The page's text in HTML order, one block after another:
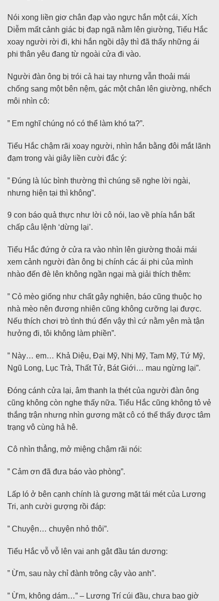
Nói xong liền giơ chân đạp vào ngực hắn một cái, Xích
Diễm mất cảnh giác bị đạp ngã nằm lên giường, Tiểu Hắc
xoay người rời đi, khi hắn ngồi dậy thì đã thấy những ái
phi thân yêu đang từ ngoài cửa đi vào.
Người đàn ông bị trói cả hai tay nhưng vẫn thoải mái
chống sang một bên nệm, gác một chân lên giường, nhếch
môi nhìn cô:
” Em nghĩ chúng nó có thể làm khó ta?”.
Tiểu Hắc chậm rãi xoay người, nhìn hắn bằng đôi mắt lãnh
đạm trong vài giây liền cười đắc ý:
” Đúng là lúc bình thường thì chúng sẽ nghe lời ngài,
nhưng hiện tại thì không”.
9 con báo quả thực như lời cô nói, lao về phía hắn bất
chấp câu lệnh ‘dừng lại’.
Tiểu Hắc đứng ở cửa ra vào nhìn lên giường thoải mái
xem cảnh người đàn ông bị chính các ái phi của mình
nhào đến đè lên không ngần ngại mà giải thích thêm:
” Cỏ mèo giống như chất gây nghiện, báo cũng thuộc họ
nhà mèo nên đương nhiên cũng không cưỡng lại được.
Nếu thích chơi trò tình thú đến vậy thì cứ nằm yên mà tận
hưởng đi, tôi không làm phiền”.
” Này… em… Khả Diệu, Đại Mỹ, Nhị Mỹ, Tam Mỹ, Tứ Mỹ,
Ngũ Long, Lục Trà, Thất Tử, Bát Giới… mau ngừng lại”.
Đóng cánh cửa lại, âm thanh la thét của người đàn ông
cũng không còn nghe thấy nữa. Tiểu Hắc cũng không tỏ vẻ
thắng trận nhưng nhìn gương mặt cô có thể thấy được tâm
trạng vô cùng hả hê.
Cô nhìn thẳng, mở miệng chậm rãi nói:
” Cảm ơn đã đưa báo vào phòng”.
Lấp ló ở bên cạnh chính là gương mặt tái mét của Lương
Tri, anh cười gượng rồi đáp:
” Chuyện… chuyện nhỏ thôi”.
Tiểu Hắc vỗ vỗ lên vai anh gật đầu tán dương:
” Ừm, sau này chỉ đành trông cậy vào anh”.
” Ừm, không dám…” – Lương Trí cúi đầu, chưa bao giờ